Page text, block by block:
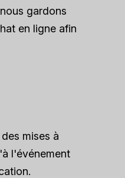
gardons
en ligne afin
mises à
l'événement